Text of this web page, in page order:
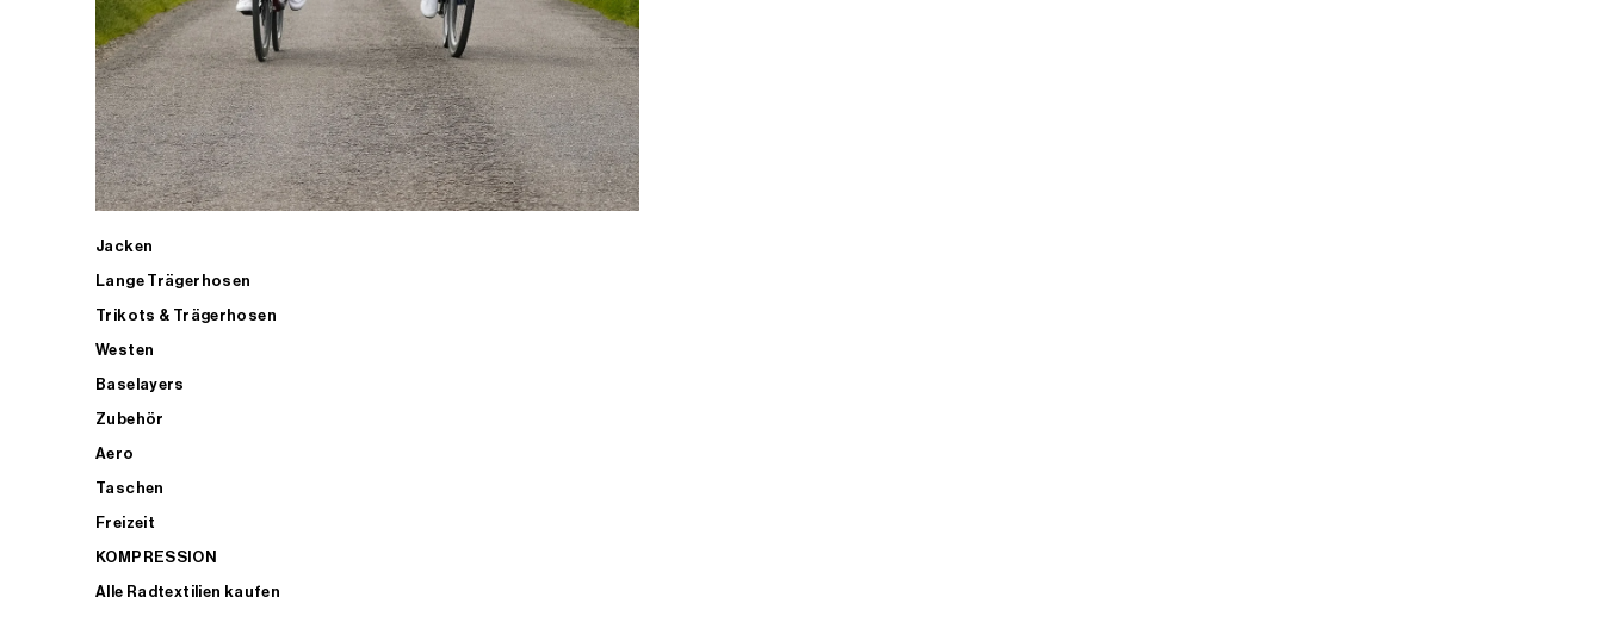
Jacken
Lange Trägerhosen
Trikots & Trägerhosen
Westen
Baselayers
Zubehör
Aero
Taschen
Freizeit
KOMPRESSION
Alle Radtextilien kaufen